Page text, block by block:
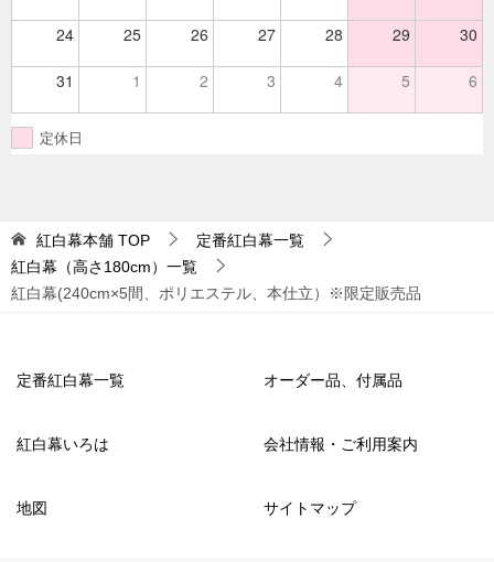
24 25 26 27 28 29 30
31 1 2 3 4 5 6
定休日
紅白幕本舗 TOP
定番紅白幕一覧
紅白幕（高さ180cm）一覧
紅白幕(240cm×5間、ポリエステル、本仕立）※限定販売品
定番紅白幕一覧 オーダー品、付属品
紅白幕いろは 会社情報・ご利用案内
地図 サイトマップ